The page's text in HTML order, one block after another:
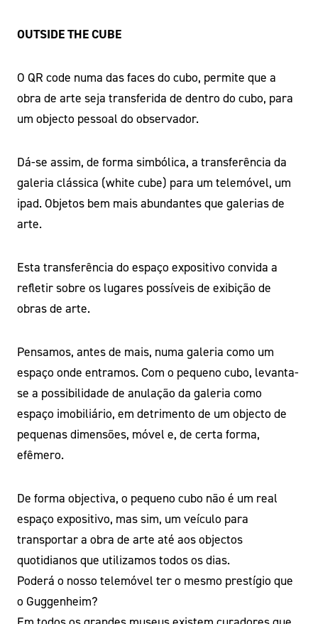
OUTSIDE THE CUBE
O QR code numa das faces do cubo, permite que a
obra de arte seja transferida de dentro do cubo, para
um objecto pessoal do observador.
Dá-se assim, de forma simbólica, a transferência da
galeria clássica (white cube) para um telemóvel, um
ipad. Objetos bem mais abundantes que galerias de
arte.
Esta transferência do espaço expositivo convida a
refletir sobre os lugares possíveis de exibição de
obras de arte.
Pensamos, antes de mais, numa galeria como um
espaço onde entramos. Com o pequeno cubo, levanta-
se a possibilidade de anulação da galeria como
espaço imobiliário, em detrimento de um objecto de
pequenas dimensões, móvel e, de certa forma,
efêmero.
De forma objectiva, o pequeno cubo não é um real
espaço expositivo, mas sim, um veículo para
transportar a obra de arte até aos objectos
quotidianos que utilizamos todos os dias.
Poderá o nosso telemóvel ter o mesmo prestígio que
o Guggenheim?